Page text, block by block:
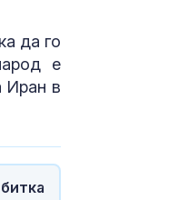
да го
е
Иран в